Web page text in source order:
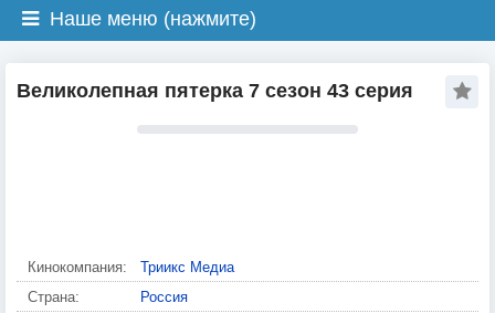
Наше меню (нажмите)
Великолепная пятерка 7 сезон 43 серия
Кинокомпания:
Триикс Медиа
Страна:
Россия